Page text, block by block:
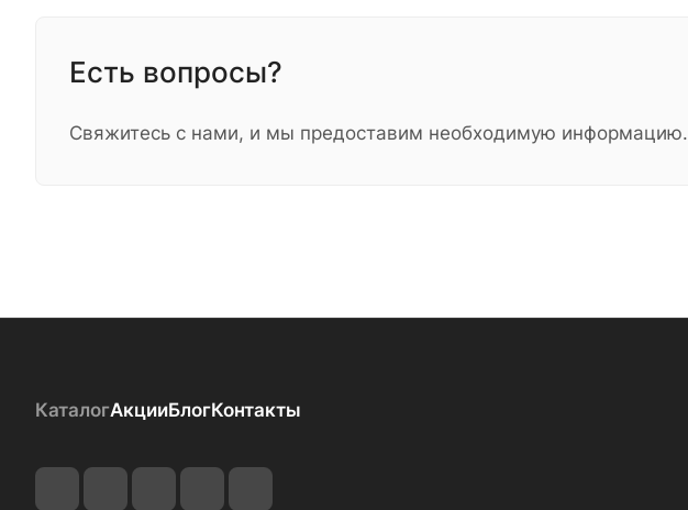
Есть вопросы?
Свяжитесь с нами, и мы предоставим необходимую информацию.
КаталогАкцииБлогКонтакты